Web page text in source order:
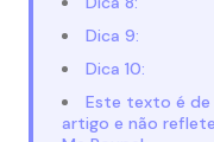
Dica 9:
Dica 10:
Este texto é
artigo e não